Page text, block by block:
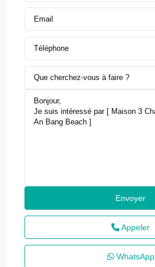
Que cherchez-vous à faire ?
Appeler
WhatsApp